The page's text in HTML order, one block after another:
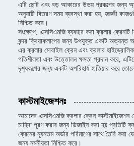
এটি ছোট এবং বড় আকারের উভয় প্রকল্পের জন্য
অনুযায়ী বিতরণ সময় ব্যবস্থা করা হয়, জরুরী
নিশ্চিত করে।
সংক্ষেপে, এক্সসিএমজি ব্যবহার করা ক্রলার ক্রেনটি
বন্দর ক্রিয়াকলাপের জন্য উপযুক্ত একটি অত্যন্ত
এর ক্রলার মোবাইল ক্রেন এবং ক্রলার হাইড্রোলিক
গতিশীলতা এবং উত্তোলন ক্ষমতা প্রদান করে,
দৃশ্যকল্পের জন্য একটি অপরিহার্য হাতিয়ার করে
কাস্টমাইজেশনঃ
আমাদের এক্সসিএমজি ক্রলার ক্রেন কাস্টমাইজেশন
চাহিদা পূরণ করার জন্য ডিজাইন করা হয়.প্রতিটি
ক্রেনের ন্যূনতম অর্ডার পরিমাণের সাথে তৈরি করা
জন্য নমনীয়তা নিশ্চিত করে।